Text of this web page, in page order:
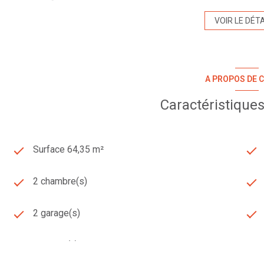
VOIR LE
A PROPOS DE
Surface 64,35 m²
2 chambre(s)
2 garage(s)
1 niveau(x)